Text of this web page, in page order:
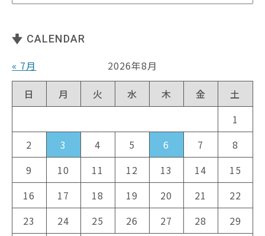
CALENDAR
« 7月
2026年8月
日
月 火 水 木 金
土
1
2
3 4 5 6 7
8
9
10 11 12 13 14
15
16
17 18 19 20 21
22
23
24 25 26 27 28
29